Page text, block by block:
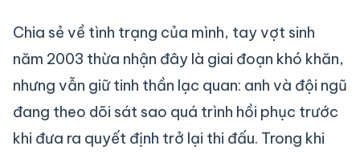
Chia sẻ về tình trạng của mình, tay vợt sinh
năm 2003 thừa nhận đây là giai đoạn khó khăn,
nhưng vẫn giữ tinh thần lạc quan: anh và đội ngũ
đang theo dõi sát sao quá trình hồi phục trước
khi đưa ra quyết định trở lại thi đấu. Trong khi